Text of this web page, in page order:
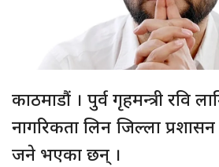
काठमाडौं । पुर्व गृहमन्त्री रवि
नागरिकता लिन जिल्ला
जने भएका छन् ।